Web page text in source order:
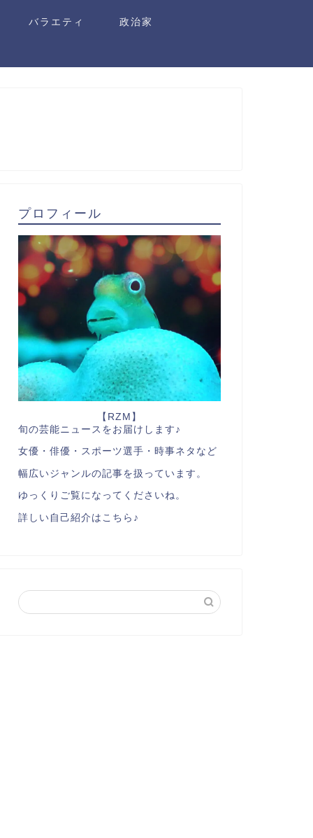
バラエティ 政治家
プロフィール
【RZM】
旬の芸能ニュースをお届けします♪
女優・俳優・スポーツ選手・時事ネタなど
幅広いジャンルの記事を扱っています。
ゆっくりご覧になってくださいね。
詳しい自己紹介はこちら♪